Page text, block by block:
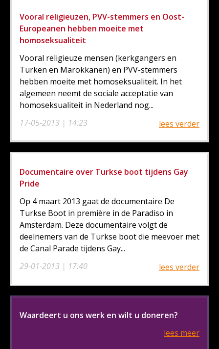
Vooral religieuzen, PVV-stemmers en Oost-
Europeanen hebben moeite met
homoseksualiteit
17-05-2013 | 14:23
Vooral religieuze mensen (kerkgangers en
Turken en Marokkanen) en PVV-stemmers
hebben moeite met homoseksualiteit. In het
algemeen neemt de sociale acceptatie van
homoseksualiteit in Nederland nog...
lees verder
Documentaire over Turkse boot tijdens Gay
Pride
29-01-2013 | 17:40
Op 4 maart 2013 gaat de documentaire De
Turkse Boot in première in de Paradiso in
Amsterdam. Deze documentaire volgt de
deelnemers van de Turkse boot die meevoer met
de Canal Parade tijdens Gay...
lees verder
Waardeert u ons werk en wilt u doneren?
lees meer